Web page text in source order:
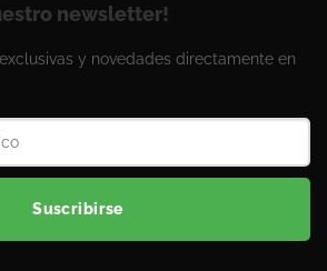
newsletter!
y novedades directamente en
Suscribirse